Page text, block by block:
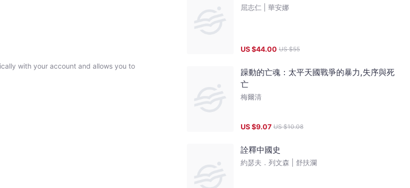
with your account and allows you to
華安娜
US $44.00 US $55
躁動的亡魂：太平天國戰爭的暴力,失序與死
亡
梅爾清
US $9.07 US $10.08
詮釋中國史
舒扶瀾